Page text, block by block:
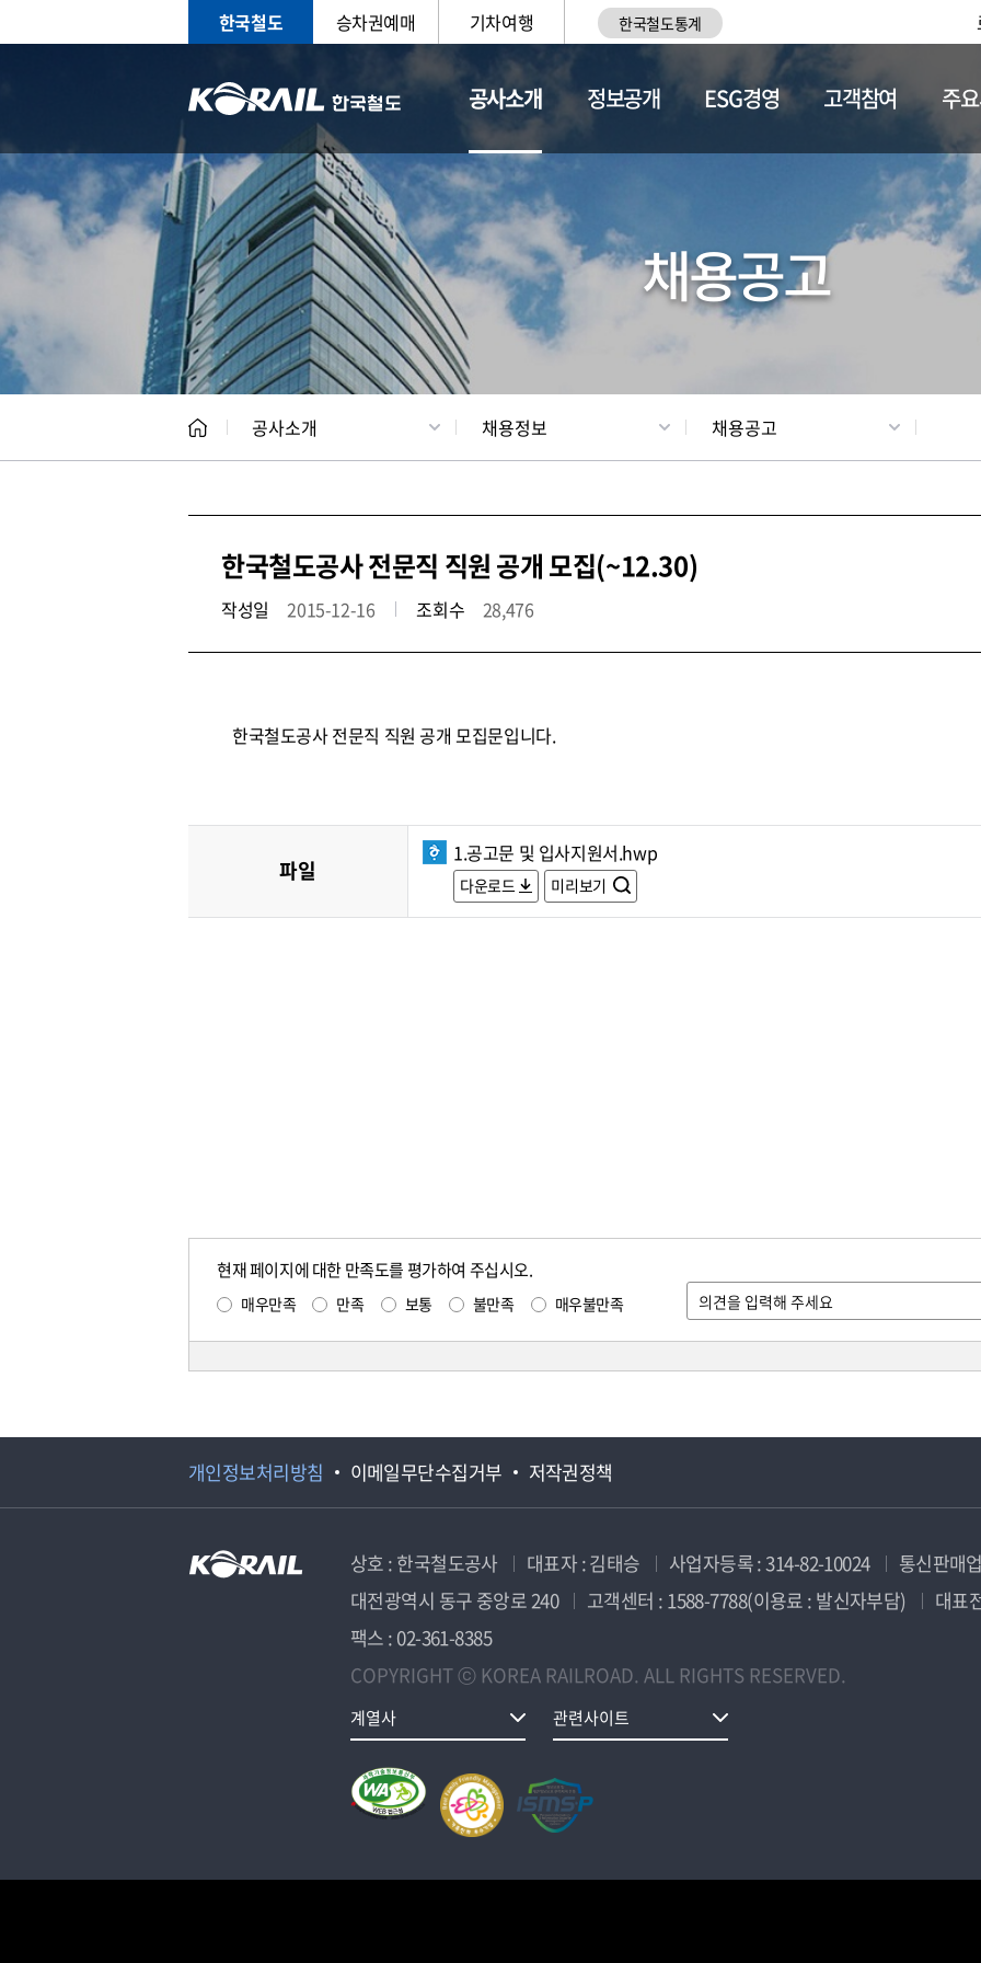
한국철도 승차권예매 기차여행 한국철도통계
공사소개
CEO 일반현황 채용정보
정보공개 ESG경영 고객참여 주
채용공고
공사소개 채용정보 채용공고
한국철도공사 전문직 직원 공개 모집(~12.30)
작성일 2015-12-16 조회수 28,476
한국철도공사 전문직 직원 공개 모집문입니다.
파일
1.공고문 및 입사지원서.hwp
다운로드 미리보기
현재 페이지에 대한 만족도를 평가하여 주십시오.
매우만족 만족 보통 불만족 매우불만족
개인정보처리방침 이메일무단수집거부 저작권정책
상호 : 한국철도공사 대표자 : 김태승 사업자등록 : 314-82-10024
통신판매
대전광역시 동구 중앙로 240
고객센터 : 1588-7788(이용료 : 발신자부담)
대표
팩스 : 02-361-8385
COPYRIGHT ⓒ KOREA RAILROAD. ALL RIGHTS RESERVED.
계열사 관련사이트